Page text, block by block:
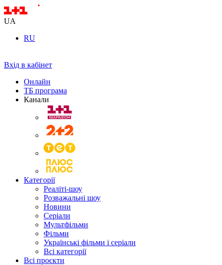
UA
RU
Вхід в кабінет
Онлайн
ТБ програма
Канали
Категорії
Реаліті-шоу
Розважальні шоу
Новини
Серіали
Мультфільми
Фільми
Українські фільми і серіали
Всі категорії
Всі проєкти